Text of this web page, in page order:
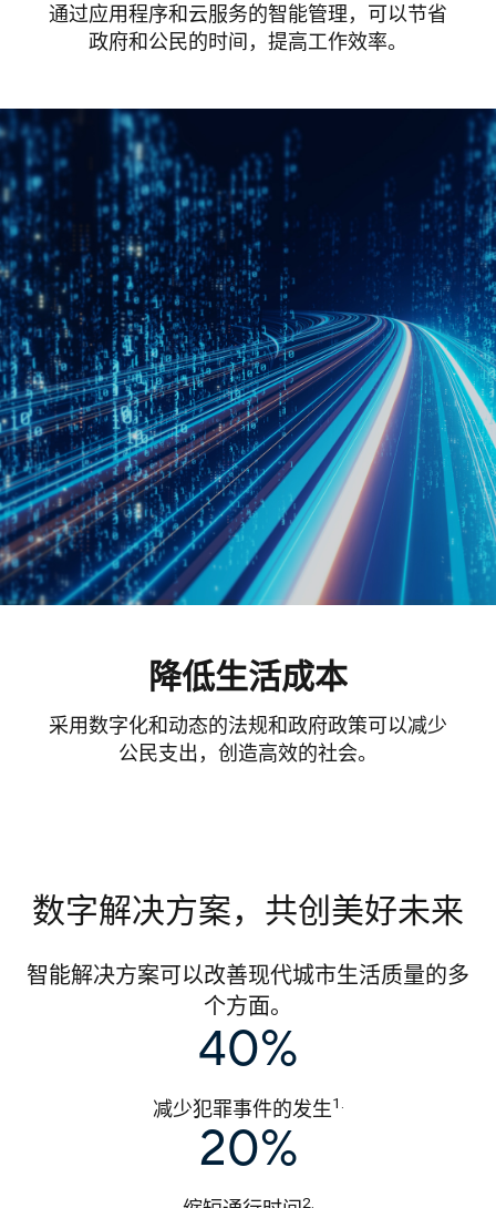
通过应用程序和云服务的智能管理，可以节省
政府和公民的时间，提高工作效率。
降低生活成本
采用数字化和动态的法规和政府政策可以减少
公民支出，创造高效的社会。
数字解决方案，共创美好未来
智能解决方案可以改善现代城市生活质量的多
个方面。
40%
减少犯罪事件的发生1.
20%
2.